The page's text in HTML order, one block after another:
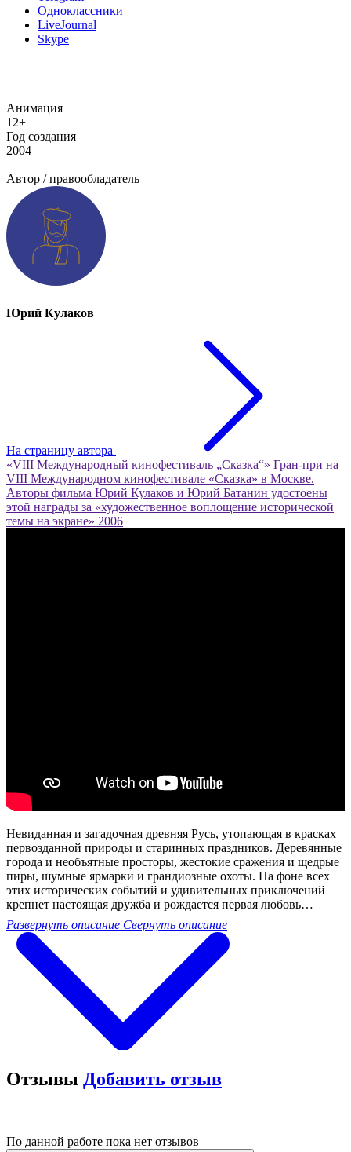
Одноклассники
LiveJournal
Skype
Анимация
12+
Год создания
2004
Автор / правообладатель
Юрий Кулаков
На страницу автора
«VIII Международный кинофестиваль „Сказка“» Гран-при на
VIII Международном кинофестивале «Сказка» в Москве.
Авторы фильма Юрий Кулаков и Юрий Батанин удостоены
этой награды за «художественное воплощение исторической
темы на экране» 2006
Невиданная и загадочная древняя Русь, утопающая в красках
первозданной природы и старинных праздников. Деревянные
города и необъятные просторы, жестокие сражения и щедрые
пиры, шумные ярмарки и грандиозные охоты. На фоне всех
этих исторических событий и удивительных приключений
крепнет настоящая дружба и рождается первая любовь…
Развернуть описание Свернуть описание
Отзывы Добавить отзыв
По данной работе пока нет отзывов